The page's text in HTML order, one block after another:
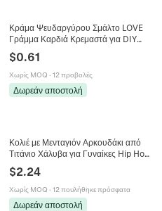
Κράμα Ψευδαργύρου Σμάλτο LOVE
Γράμμα Καρδιά Κρεμαστά για DIY
Κολιέ Αξεσουάρ για Γυναίκες
$0.61
Χωρίς MOQ · 12 προβολές
Δωρεάν αποστολή
Κολιέ με Μενταγιόν Αρκουδάκι από
Τιτάνιο Χάλυβα για Γυναίκες Hip Hop
Κούφιο Καρδιά Αγάπη Γράμμα
Αλυσίδα Curb Κοσμήματα Δώρο
$2.24
Χωρίς MOQ · 12 πουλήθηκε πρόσφατα
Δωρεάν αποστολή